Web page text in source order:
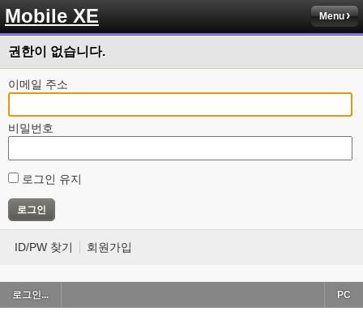
Mobile XE Menu
권한이 없습니다.
이메일 주소
비밀번호
로그인 유지
ID/PW 찾기 회원가입
로그인... PC